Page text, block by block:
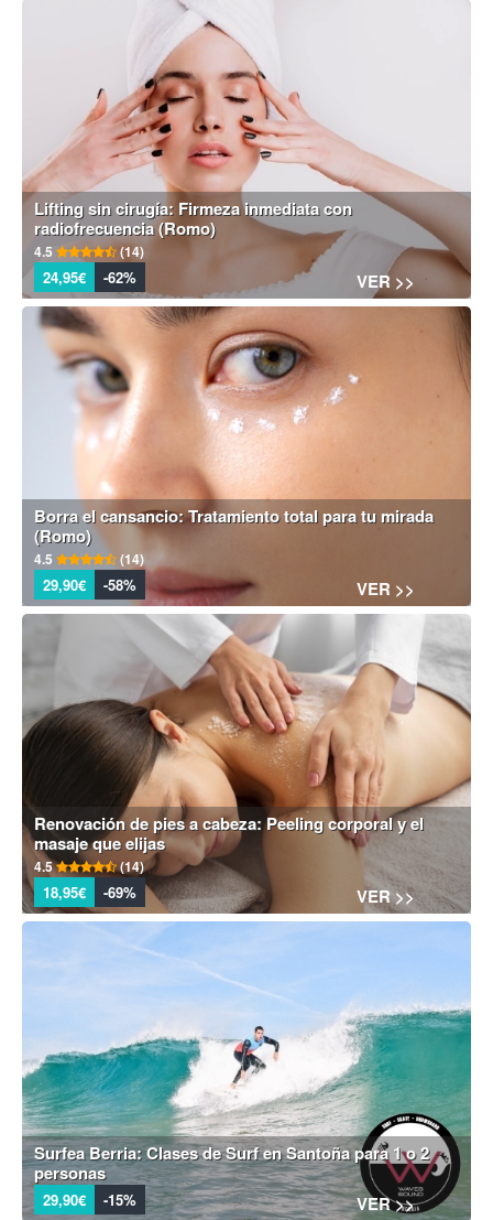
Lifting sin cirugía: Firmeza inmediata con
radiofrecuencia (Romo)
4.5 (14)
24,95€ -62% VER >>
Borra el cansancio: Tratamiento total para tu mirada
(Romo)
4.5 (14)
29,90€ -58% VER >>
Renovación de pies a cabeza: Peeling corporal y el
masaje que elijas
4.5 (14)
18,95€ -69% VER >>
Surfea Berria: Clases de Surf en Santoña para 1 o 2
personas
29,90€ -15% VER >>